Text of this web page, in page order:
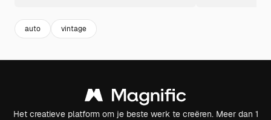
auto vintage
Het creatieve platform om je beste werk te creëren. Meer dan 1